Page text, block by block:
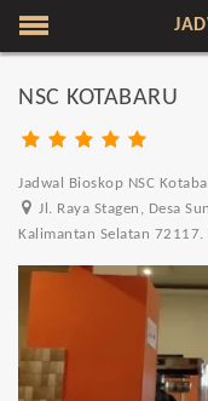
NSC KOTABARU
Jadwal Bioskop NSC
Jl. Raya Stagen, Desa
Kalimantan Selatan